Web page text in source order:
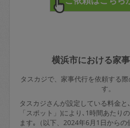
横浜市における家
タスカジで、家事代行を依頼する
す。
タスカジさんが設定している料金
「スポット」)により､1時間あたり
ます｡（以下、2024年6月1日からの